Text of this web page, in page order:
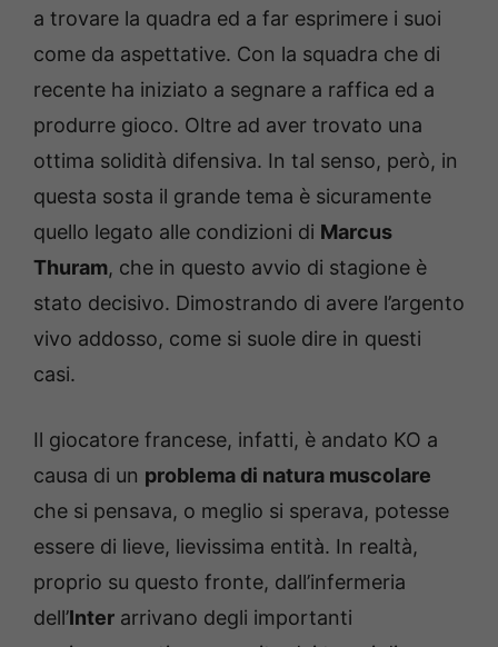
a trovare la quadra ed a far esprimere i suoi
come da aspettative. Con la squadra che di
recente ha iniziato a segnare a raffica ed a
produrre gioco. Oltre ad aver trovato una
ottima solidità difensiva. In tal senso, però, in
questa sosta il grande tema è sicuramente
quello legato alle condizioni di Marcus
Thuram, che in questo avvio di stagione è
stato decisivo. Dimostrando di avere l’argento
vivo addosso, come si suole dire in questi
casi.
Il giocatore francese, infatti, è andato KO a
causa di un problema di natura muscolare
che si pensava, o meglio si sperava, potesse
essere di lieve, lievissima entità. In realtà,
proprio su questo fronte, dall’infermeria
dell’Inter arrivano degli importanti